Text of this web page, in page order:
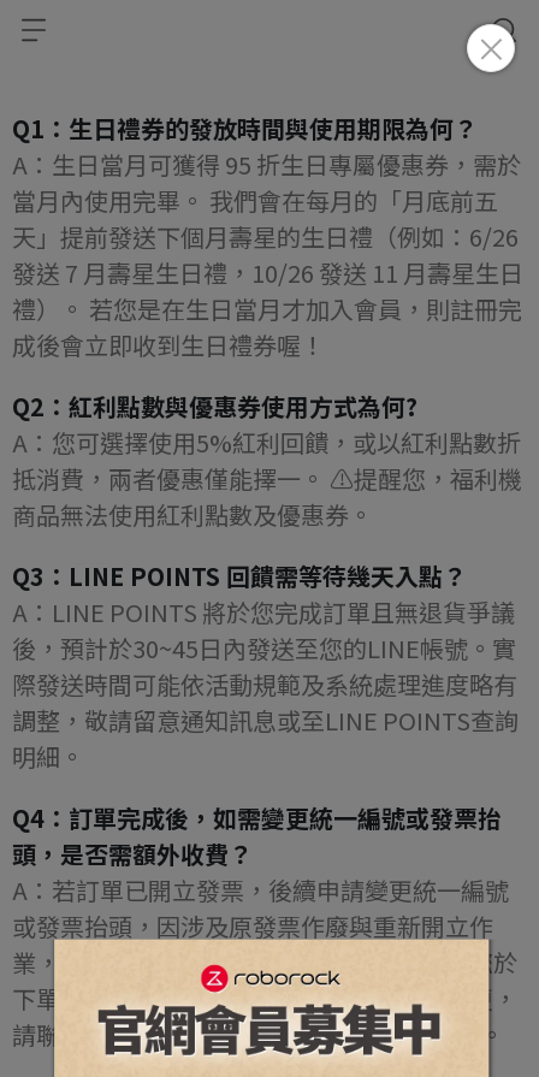
Q1：生日禮券的發放時間與使用期限為何？
A：生日當月可獲得 95 折生日專屬優惠券，需於
當月內使用完畢。 我們會在每月的「月底前五
天」提前發送下個月壽星的生日禮（例如：6/26
發送 7 月壽星生日禮，10/26 發送 11 月壽星生日
禮）。 若您是在生日當月才加入會員，則註冊完
成後會立即收到生日禮券喔！
Q2：紅利點數與優惠券使用方式為何?
A：您可選擇使用5%紅利回饋，或以紅利點數折
抵消費，兩者優惠僅能擇一。 ⚠️提醒您，福利機
商品無法使用紅利點數及優惠券。
Q3：LINE POINTS 回饋需等待幾天入點？
A：LINE POINTS 將於您完成訂單且無退貨爭議
後，預計於30~45日內發送至您的LINE帳號。實
際發送時間可能依活動規範及系統處理進度略有
調整，敬請留意通知訊息或至LINE POINTS查詢
明細。
Q4：訂單完成後，如需變更統一編號或發票抬
頭，是否需額外收費？
A：若訂單已開立發票，後續申請變更統一編號
或發票抬頭，因涉及原發票作廢與重新開立作
業，將酌收手續費。為確保資訊正確，建議您於
下單前詳加確認發票開立資料。如需申請變更，
請聯繫本公司官方LINE（@roborock）辦理。